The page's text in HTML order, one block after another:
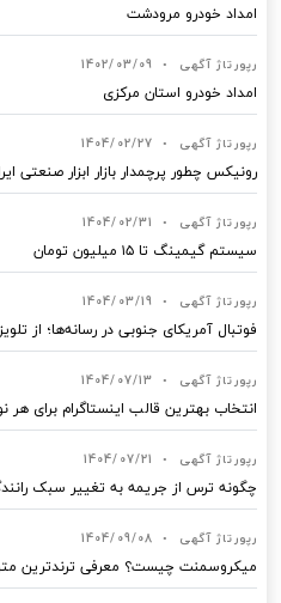
امداد خودرو مرودشت
رپورتاژ آگهی •
1402/03/09
امداد خودرو استان مرکزی
رپورتاژ آگهی •
1404/02/27
رونیکس چطور پرچمدار بازار ابزار صنعتی
رپورتاژ آگهی •
1404/02/31
سیستم گیمینگ تا ۱۵ میلیون تومان
رپورتاژ آگهی •
1404/03/19
فوتبال آمریکای جنوبی در رسانه‌ها؛ از
رپورتاژ آگهی •
1404/07/13
انتخاب بهترین قالب‌ اینستاگرام برای
رپورتاژ آگهی •
1404/07/21
چگونه ترس از جریمه به تغییر سبک
رپورتاژ آگهی •
1404/09/08
میکروسمنت چیست؟ معرفی ترندترین